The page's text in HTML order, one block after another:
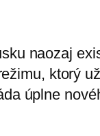
naozaj
ktorý
úplne